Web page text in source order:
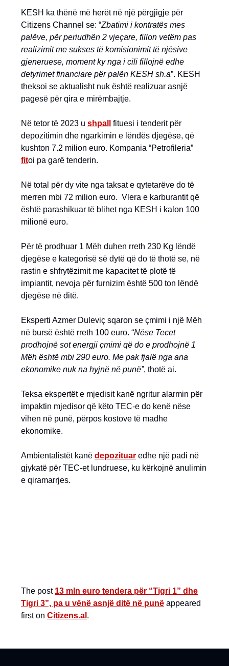
KESH ka thënë më herët në një përgjigje për
Citizens Channel se: “Zbatimi i kontratës mes
palëve, për periudhën 2 vjeçare, fillon vetëm pas
realizimit me sukses të komisionimit të njësive
gjeneruese, moment ky nga i cili fillojnë edhe
detyrimet financiare për palën KESH sh.a”. KESH
theksoi se aktualisht nuk është realizuar asnjë
pagesë për qira e mirëmbajtje.
Në tetor të 2023 u shpall
fituesi i tenderit për
depozitimin dhe ngarkimin e lëndës djegëse, që
kushton 7.2 milion euro. Kompania “Petrofileria”
fitoi pa garë tenderin.
Në total për dy vite nga taksat e qytetarëve do të
merren mbi 72 milion euro. Vlera e karburantit që
është parashikuar të blihet nga KESH i kalon 100
milionë euro.
Për të prodhuar 1 Mëh duhen rreth 230 Kg lëndë
djegëse e kategorisë së dytë që do të thotë se, në
rastin e shfrytëzimit me kapacitet të plotë të
impiantit, nevoja për furnizim është 500 ton lëndë
djegëse në ditë.
Eksperti Azmer Duleviç sqaron se çmimi i një Mëh
në bursë është rreth 100 euro. “Nëse Tecet
prodhojnë sot energji çmimi që do e prodhojnë 1
Mëh është mbi 290 euro. Me pak fjalë nga ana
ekonomike nuk na hyjnë në punë”, thotë ai.
Teksa ekspertët e mjedisit kanë ngritur alarmin për
impaktin mjedisor që këto TEC-e do kenë nëse
vihen në punë, përpos kostove të madhe
ekonomike.
Ambientalistët kanë depozituar edhe një padi në
gjykatë për TEC-et lundruese, ku kërkojnë anulimin
e qiramarrjes.
The post 13 mln euro tendera për “Tigri 1” dhe
Tigri 3”, pa u vënë asnjë ditë në punë appeared
first on Citizens.al .